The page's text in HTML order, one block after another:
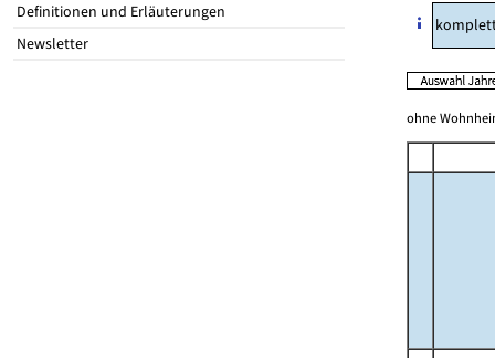
Definitionen und Erläuterungen
Newsletter
ohne